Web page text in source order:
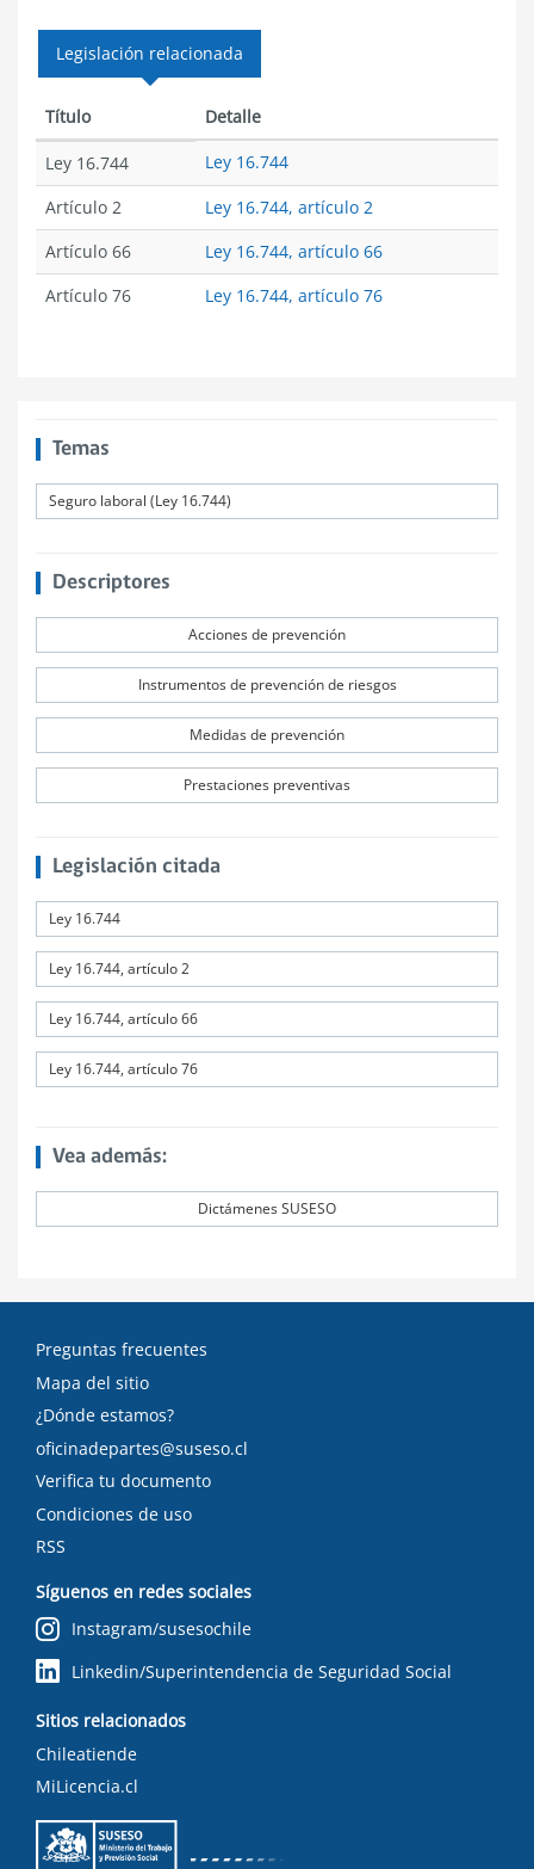
Legislación relacionada
Título Detalle
Ley 16.744
Ley 16.744
Artículo 2
Ley 16.744, artículo 2
Artículo 66
Ley 16.744, artículo 66
Artículo 76
Ley 16.744, artículo 76
Temas
Seguro laboral (Ley 16.744)
Descriptores
Acciones de prevención
Instrumentos de prevención de riesgos
Medidas de prevención
Prestaciones preventivas
Legislación citada
Ley 16.744
Ley 16.744, artículo 2
Ley 16.744, artículo 66
Ley 16.744, artículo 76
Vea además:
Dictámenes SUSESO
Preguntas frecuentes
Mapa del sitio
¿Dónde estamos?
oficinadepartes@suseso.cl
Verifica tu documento
Condiciones de uso
RSS
Síguenos en redes sociales
Instagram/susesochile
Linkedin/Superintendencia de Seguridad Social
Sitios relacionados
Chileatiende
MiLicencia.cl